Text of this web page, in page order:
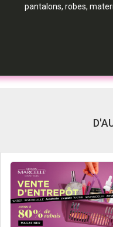
pantalons, robes,